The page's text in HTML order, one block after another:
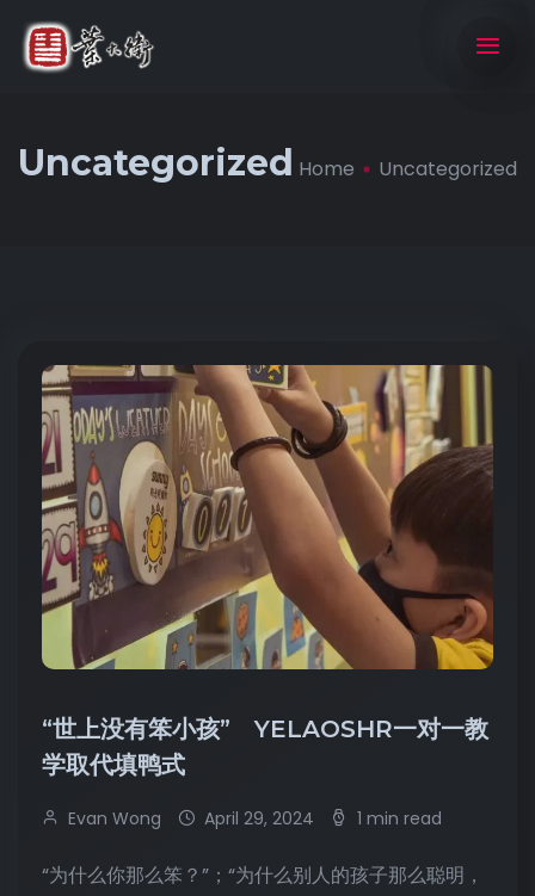
Uncategorized Home Uncategorized
“世上没有笨小孩” YELAOSHR一对一教
学取代填鸭式
Evan Wong April 29, 2024 1 min read
“为什么你那么笨？”；“为什么别人的孩子那么聪明，